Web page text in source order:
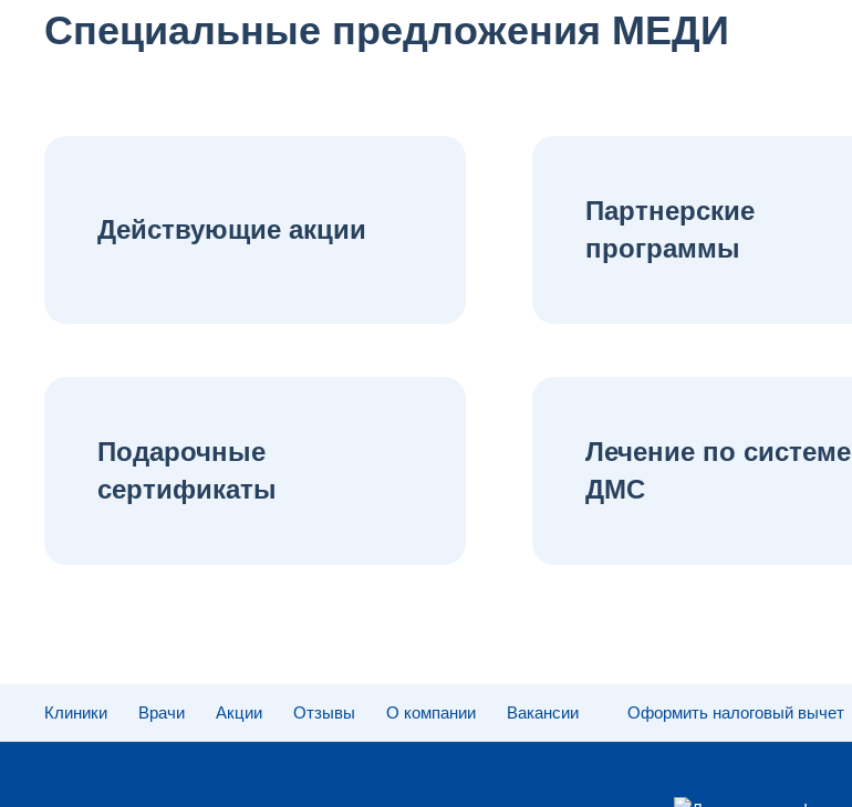
Специальные предложения МЕДИ
Действующие акции
Партнерские
программы
Подарочные
сертификаты
Лечение по системе
ДМС
Клиники Врачи Акции Отзывы О компании Вакансии Оформить налоговый вычет